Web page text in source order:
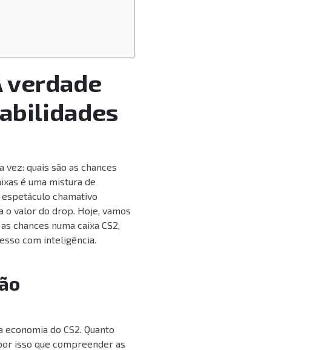
verdade
quais são as chances
é uma mistura de
chamativo
valor do drop. Hoje, vamos
chances numa caixa CS2,
com inteligência.
do CS2. Quanto
isso que compreender as